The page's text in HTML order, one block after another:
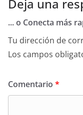
Deja una
... o Conecta más
Tu dirección de
Los campos
Comentario *